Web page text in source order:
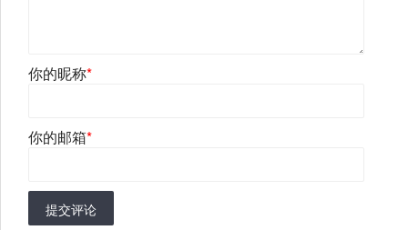
你的昵称*
你的邮箱*
提交评论